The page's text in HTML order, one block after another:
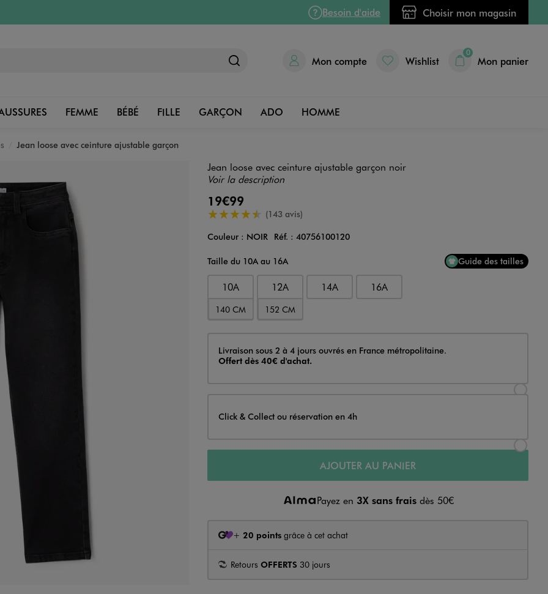
Besoin d'aide Choisir mon magasin
Mon compte Wishlist
0
Mon panier
FEMME BÉBÉ FILLE GARÇON ADO HOMME
Jean loose avec ceinture ajustable garçon
Jean loose avec ceinture ajustable garçon noir
Voir la description
19€99
4.5/5 de moyenne
(143 avis)
Couleur
Couleur : NOIR Réf. : 40756100120
Taille du 10A au 16A
Guide des tailles
10A
140 CM
12A
152 CM
14A 16A
Livraison
Livraison sous 2 à 4 jours ouvrés en France métropolitaine.
Offert dès 40€ d'achat.
Click & Collect ou réservation en 4h
AJOUTER AU PANIER
Payez en 3X sans fraisdès 50€
+ 20 pointsgrâce à cet achat
Retours OFFERTS 30 jours